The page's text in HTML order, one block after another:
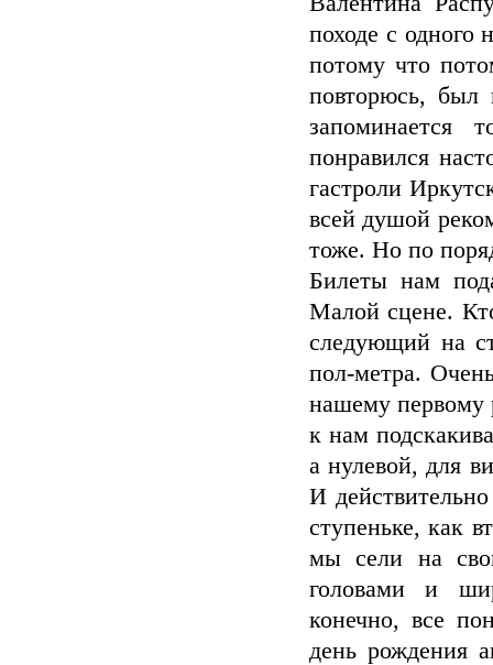
походе с одного
потому что
повторюсь, был
понравился
гастроли
всей душой
тоже. Но по
Билеты нам
Малой сцене.
следующий на
пол-метра.
нашему первому
к нам
а нулевой, для
И
ступеньке, как
мы сели на
головами и
конечно, все
день рождения